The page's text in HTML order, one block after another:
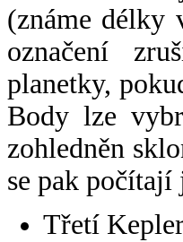
(známe délky
označení
planetky,
Body lze
zohledněn
se pak
Třetí